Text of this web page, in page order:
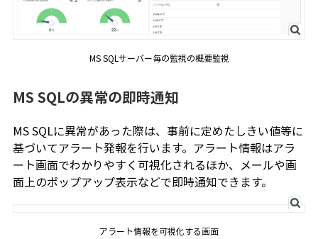
MS SQLサーバー毎の監視の概要監視
MS SQLの異常の即時通知
MS SQLに異常があった際は、事前に定めたしきい値等に
基づいてアラート発報を行います。アラート情報はアラ
ート画面でわかりやすく可視化されるほか、メールや画
面上のポップアップ表示などで即時通知できます。
アラート情報を可視化する画面